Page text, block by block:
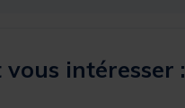
intéresser :